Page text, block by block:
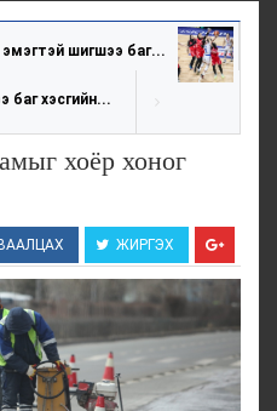
шигшээ баг...
баг хэсгийн...
хоёр хоног
ЖИРГЭХ